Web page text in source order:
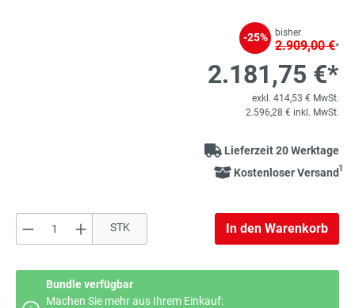
-25% bisher
2.909,00 €*
2.181,75 €*
exkl. 414,53 € MwSt.
2.596,28 € inkl. MwSt.
Lieferzeit 20 Werktage
Kostenloser Versand1
Produkt Anzahl: Gib den gewünschten
STK In den Warenkorb
Bundle verfügbar
Machen Sie mehr aus Ihrem Einkauf: